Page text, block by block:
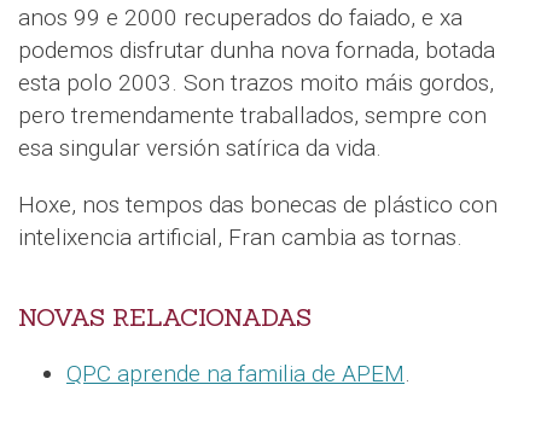
anos 99 e 2000 recuperados do faiado, e xa
podemos disfrutar dunha nova fornada, botada
esta polo 2003. Son trazos moito máis gordos,
pero tremendamente traballados, sempre con
esa singular versión satírica da vida.
Hoxe, nos tempos das bonecas de plástico con
intelixencia artificial, Fran cambia as tornas.
NOVAS RELACIONADAS
QPC aprende na familia de APEM.